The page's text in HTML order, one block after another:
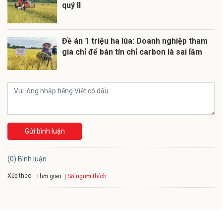
quý II
Đề án 1 triệu ha lúa: Doanh nghiệp tham
gia chỉ để bán tín chỉ carbon là sai lầm
Gửi bình luận
(0) Bình luận
Xếp theo: Thời gian Số người thích